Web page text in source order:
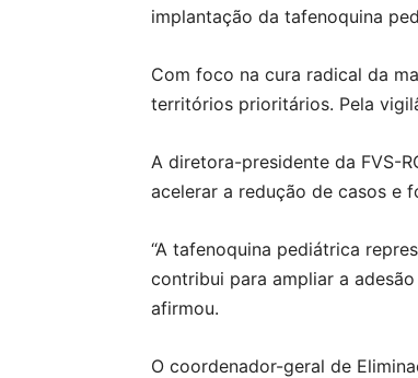
implantação da tafenoquina
Com foco na cura radical da
territórios prioritários. Pela
A diretora-presidente da FVS-
acelerar a redução de casos e
“A tafenoquina pediátrica
contribui para ampliar a
afirmou.
O coordenador-geral de